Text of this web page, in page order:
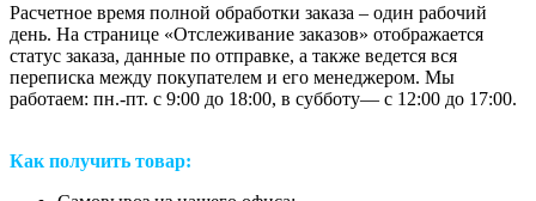
Расчетное время полной обработки заказа – один рабочий
день. На странице «Отслеживание заказов» отображается
статус заказа, данные по отправке, а также ведется вся
переписка между покупателем и его менеджером. Мы
работаем: пн.-пт. с 9:00 до 18:00, в субботу— с 12:00 до 17:00.
Как получить товар: